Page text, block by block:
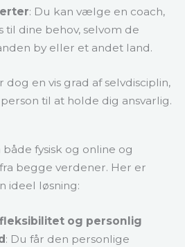
: Du kan vælge en coach,
til dine behov, selvom de
by eller et andet land.
en vis grad af selvdisciplin,
til at holde dig ansvarlig.
fysisk og online og
begge verdener. Her er
ideel løsning:
og personlig
: Du får den personlige